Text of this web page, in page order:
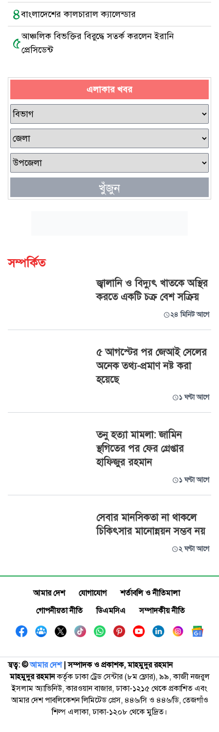
৪বাংলাদেশের কালচারাল ক্যালেন্ডার
৫আঞ্চলিক বিভক্তির বিরুদ্ধে সতর্ক করলেন ইরানি
প্রেসিডেন্ট
এলাকার খবর
খুঁজুন
সম্পর্কিত
জ্বালানি ও বিদ্যুৎ খাতকে অস্থির
করতে একটি চক্র বেশ সক্রিয়
২৪ মিনিট আগে
৫ আগস্টের পর জেআই সেলের
অনেক তথ্য-প্রমাণ নষ্ট করা
হয়েছে
১ ঘণ্টা আগে
তনু হত্যা মামলা: জামিন
স্থগিতের পর ফের গ্রেপ্তার
হাফিজুর রহমান
১ ঘণ্টা আগে
সেবার মানসিকতা না থাকলে
চিকিৎসার মানোন্নয়ন সম্ভব নয়
২ ঘণ্টা আগে
আমার দেশ যোগাযোগ
শর্তাবলি ও নীতিমালা
গোপনীয়তা নীতি
ডিএমসিএ সম্পাদকীয় নীতি
স্বত্ব: ©️আমার দেশ| সম্পাদক ও প্রকাশক, মাহমুদুর রহমান
মাহমুদুর রহমানকর্তৃক ঢাকা ট্রেড সেন্টার (৮ম ফ্লোর), ৯৯, কাজী নজরুল
ইসলাম অ্যাভিনিউ, কারওয়ান বাজার, ঢাকা-১২১৫ থেকে প্রকাশিত এবং
আমার দেশ পাবলিকেশন লিমিটেড প্রেস, ৪৪৬/সি ও ৪৪৬/ডি, তেজগাঁও
শিল্প এলাকা, ঢাকা-১২০৮ থেকে মুদ্রিত।